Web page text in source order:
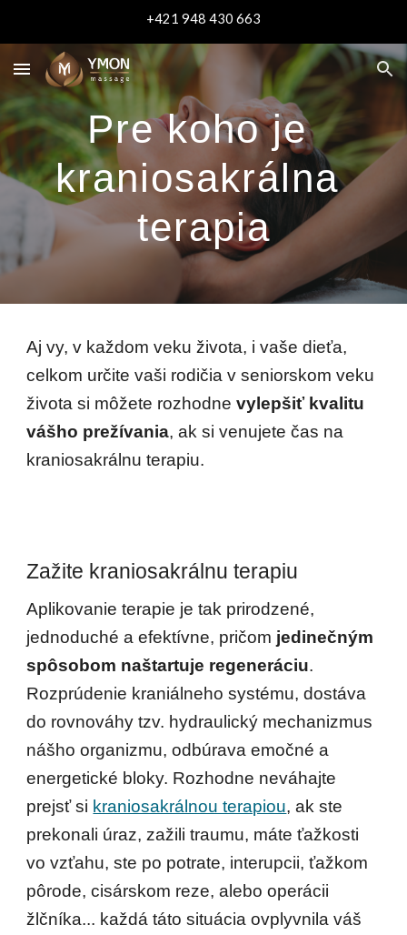
+421 948 430 663
Pre koho je
kraniosakrálna
terapia
Aj vy, v každom veku života, i vaše dieťa,
celkom určite vaši rodičia v seniorskom veku
života si môžete rozhodne vylepšiť kvalitu
vášho prežívania, ak si venujete čas na
kraniosakrálnu terapiu.
Zažite kraniosakrálnu terapiu
Aplikovanie terapie je tak prirodzené,
jednoduché a efektívne, pričom jedinečným
spôsobom naštartuje regeneráciu.
Rozprúdenie kraniálneho systému, dostáva
do rovnováhy tzv. hydraulický mechanizmus
nášho organizmu, odbúrava emočné a
energetické bloky. Rozhodne neváhajte
prejsť si kraniosakrálnou terapiou, ak ste
prekonali úraz, zažili traumu, máte ťažkosti
vo vzťahu, ste po potrate, interupcii, ťažkom
pôrode, cisárskom reze, alebo operácii
žlčníka... každá táto situácia ovplyvnila váš